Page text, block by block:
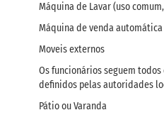
Máquina de Lavar (uso
Máquina de venda
Moveis externos
Os funcionários seguem
definidos pelas autoridades
Pátio ou Varanda